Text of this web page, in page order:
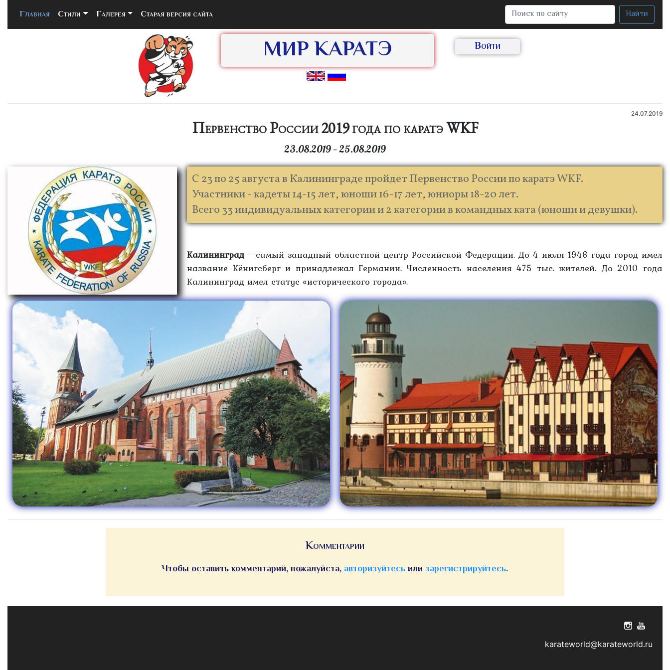
Главная (current)
Стили Галерея Старая версия сайта Найти
МИР КАРАТЭ Войти
24.07.2019
Первенство России 2019 года по каратэ WKF
23.08.2019 — 25.08.2019
С 23 по 25 августа в Калининграде пройдет Первенство России по каратэ WKF.
Участники - кадеты 14-15 лет, юноши 16-17 лет, юниоры 18-20 лет.
Всего 33 индивидуальных категории и 2 категории в командных ката (юноши и девушки).
Калининград —самый западный областной центр Российской Федерации. До 4 июля 1946 года город имел
название Кёнигсберг и принадлежал Германии. Численность населения 475 тыс. жителей. До 2010 года
Калининград имел статус «исторического города».
Комментарии
Чтобы оставить комментарий, пожалуйста, авторизуйтесьили зарегистрируйтесь.
karateworld@karateworld.ru